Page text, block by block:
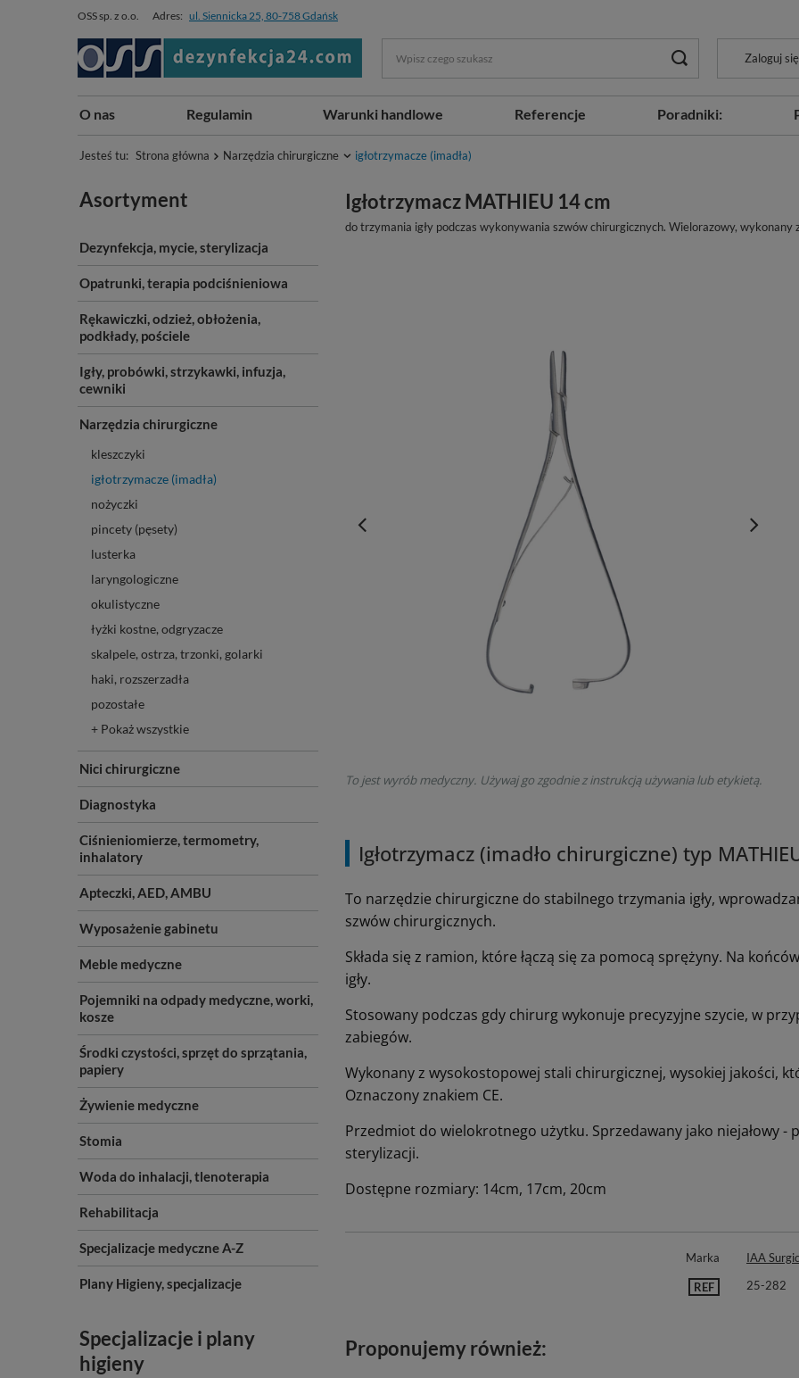
OSS sp. z o.o. Adres: ul. Siennicka 25, 80-758 Gdańsk
Zaloguj się
O nas Regulamin Warunki handlowe Referencje Poradniki:
Jesteś tu: Strona główna Narzędzia chirurgiczne igłotrzymacze (imadła)
Asortyment
Dezynfekcja, mycie, sterylizacja
Opatrunki, terapia podciśnieniowa
Rękawiczki, odzież, obłożenia,
podkłady, pościele
Igły, probówki, strzykawki, infuzja,
cewniki
Narzędzia chirurgiczne
kleszczyki
igłotrzymacze (imadła)
nożyczki
pincety (pęsety)
lusterka
laryngologiczne
okulistyczne
łyżki kostne, odgryzacze
skalpele, ostrza, trzonki, golarki
haki, rozszerzadła
pozostałe
+ Pokaż wszystkie
Nici chirurgiczne
Diagnostyka
Ciśnieniomierze, termometry,
inhalatory
Apteczki, AED, AMBU
Wyposażenie gabinetu
Meble medyczne
Pojemniki na odpady medyczne, worki,
kosze
Środki czystości, sprzęt do sprzątania,
papiery
Żywienie medyczne
Stomia
Woda do inhalacji, tlenoterapia
Rehabilitacja
Specjalizacje medyczne A-Z
Plany Higieny, specjalizacje
Specjalizacje i plany
higieny
Igłotrzymacz MATHIEU 14 cm
do trzymania igły podczas wykonywania szwów chirurgicznych. Wielorazowy, wykonany
To jest wyrób medyczny. Używaj go zgodnie z instrukcją używania lub etykietą.
Igłotrzymacz (imadło chirurgiczne) typ
To narzędzie chirurgiczne do stabilnego trzymania igły,
szwów chirurgicznych.
Składa się z ramion, które łączą się za pomocą sprężyny. Na
igły.
Stosowany podczas gdy chirurg wykonuje precyzyjne szycie, w
zabiegów.
Wykonany z wysokostopowej stali chirurgicznej, wysokiej jakości,
Oznaczony znakiem CE.
Przedmiot do wielokrotnego użytku. Sprzedawany jako niejałowy
sterylizacji.
Dostępne rozmiary: 14cm, 17cm, 20cm
Marka IAA
REF 25-282
Proponujemy również: